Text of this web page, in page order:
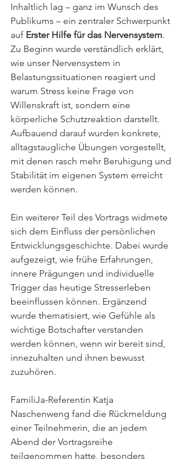
Inhaltlich lag – ganz im Wunsch des
Publikums – ein zentraler Schwerpunkt
auf Erster Hilfe für das Nervensystem.
Zu Beginn wurde verständlich erklärt,
wie unser Nervensystem in
Belastungssituationen reagiert und
warum Stress keine Frage von
Willenskraft ist, sondern eine
körperliche Schutzreaktion darstellt.
Aufbauend darauf wurden konkrete,
alltagstaugliche Übungen vorgestellt,
mit denen rasch mehr Beruhigung und
Stabilität im eigenen System erreicht
werden können.
Ein weiterer Teil des Vortrags widmete
sich dem Einfluss der persönlichen
Entwicklungsgeschichte. Dabei wurde
aufgezeigt, wie frühe Erfahrungen,
innere Prägungen und individuelle
Trigger das heutige Stresserleben
beeinflussen können. Ergänzend
wurde thematisiert, wie Gefühle als
wichtige Botschafter verstanden
werden können, wenn wir bereit sind,
innezuhalten und ihnen bewusst
zuzuhören.
FamiliJa-Referentin Katja
Naschenweng fand die Rückmeldung
einer Teilnehmerin, die an jedem
Abend der Vortragsreihe
teilgenommen hatte, besonders